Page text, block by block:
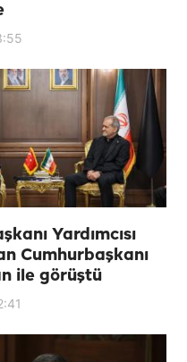
Yardımcısı
Cumhurbaşkanı
ile görüştü